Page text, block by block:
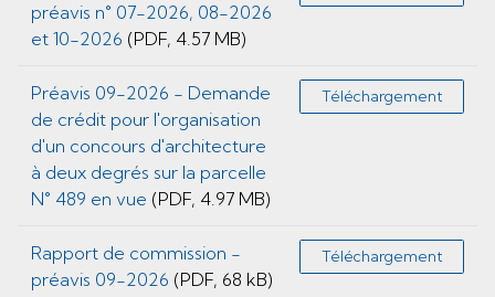
préavis n° 07-2026, 08-2026
et 10-2026 (PDF, 4.57 MB)
Préavis 09-2026 - Demande
de crédit pour l'organisation
d'un concours d'architecture
à deux degrés sur la parcelle
N° 489 en vue (PDF, 4.97 MB)
Téléchargement
Rapport de commission -
préavis 09-2026 (PDF, 68 kB)
Téléchargement